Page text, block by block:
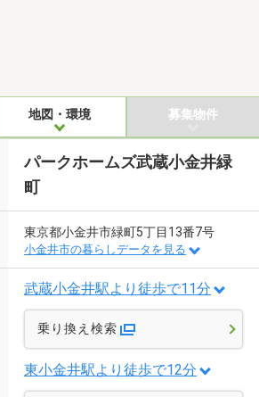
地図・環境 募集物件
パークホームズ武蔵小金井緑
町
東京都小金井市緑町5丁目13番7号
小金井市の暮らしデータを見る
武蔵小金井駅より徒歩で11分
乗り換え検索
東小金井駅より徒歩で12分